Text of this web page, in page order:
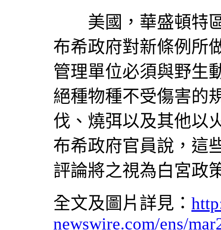
美國，華盛頓特區
布希政府對新條例所
管理單位必須與野生
絕種物種不受傷害的
伐、燒弭以及其他以
布希政府官員說，這
評論將之視為白宮政
全文及圖片詳見：
newswire.com/ens/